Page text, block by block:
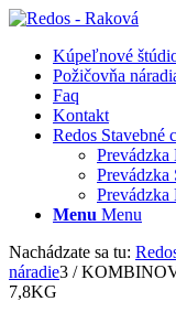
Kúpeľnové
Požičovňa
Faq
Kontakt
Redos Stavebné
Prevádzka
Prevádzka
Prevádzka
Menu Menu
Nachádzate sa tu:
náradie3 /
7,8KG